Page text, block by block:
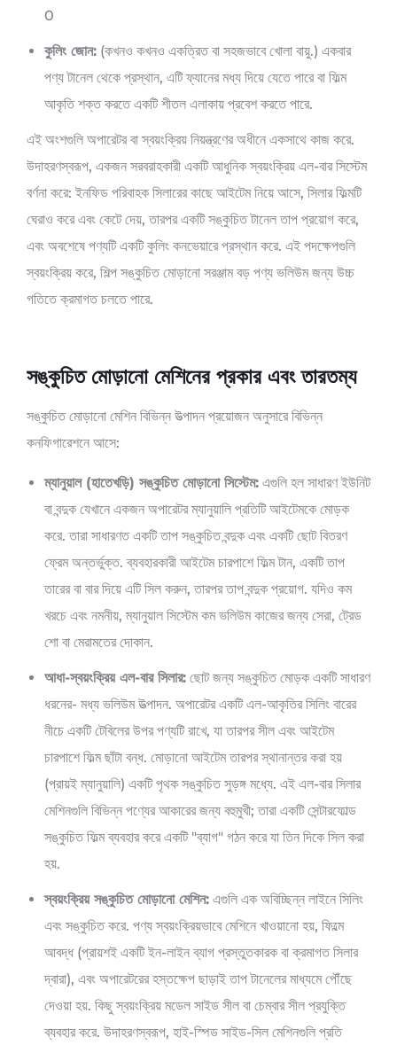
0
কুলিং জোন: (কখনও কখনও একত্রিত বা সহজভাবে খোলা বায়ু.) একবার
পণ্য টানেল থেকে প্রস্থান, এটি ফ্যানের মধ্য দিয়ে যেতে পারে বা ফিল্ম
আকৃতি শক্ত করতে একটি শীতল এলাকায় প্রবেশ করতে পারে.
এই অংশগুলি অপারেটর বা স্বয়ংক্রিয় নিয়ন্ত্রণের অধীনে একসাথে কাজ করে.
উদাহরণস্বরূপ, একজন সরবরাহকারী একটি আধুনিক স্বয়ংক্রিয় এল-বার সিস্টেম
বর্ণনা করে: ইনফিড পরিবাহক সিলারের কাছে আইটেম নিয়ে আসে, সিলার ফিল্মটি
ঘেরাও করে এবং কেটে দেয়, তারপর একটি সঙ্কুচিত টানেল তাপ প্রয়োগ করে,
এবং অবশেষে পণ্যটি একটি কুলিং কনভেয়ারে প্রস্থান করে. এই পদক্ষেপগুলি
স্বয়ংক্রিয় করে, শিল্প সঙ্কুচিত মোড়ানো সরঞ্জাম বড় পণ্য ভলিউম জন্য উচ্চ
গতিতে ক্রমাগত চলতে পারে.
সঙ্কুচিত মোড়ানো মেশিনের প্রকার এবং তারতম্য
সঙ্কুচিত মোড়ানো মেশিন বিভিন্ন উত্পাদন প্রয়োজন অনুসারে বিভিন্ন
কনফিগারেশনে আসে:
ম্যানুয়াল (হাতেখড়ি) সঙ্কুচিত মোড়ানো সিস্টেম: এগুলি হল সাধারণ ইউনিট
বা বন্দুক যেখানে একজন অপারেটর ম্যানুয়ালি প্রতিটি আইটেমকে মোড়ক
করে. তারা সাধারণত একটি তাপ সঙ্কুচিত বন্দুক এবং একটি ছোট বিতরণ
ফ্রেম অন্তর্ভুক্ত. ব্যবহারকারী আইটেম চারপাশে ফিল্ম টান, একটি তাপ
তারের বা বার দিয়ে এটি সিল করুন, তারপর তাপ বন্দুক প্রয়োগ. যদিও কম
খরচে এবং নমনীয়, ম্যানুয়াল সিস্টেম কম ভলিউম কাজের জন্য সেরা, ট্রেড
শো বা মেরামতের দোকান.
আধা-স্বয়ংক্রিয় এল-বার সিলার: ছোট জন্য সঙ্কুচিত মোড়ক একটি সাধারণ
ধরনের- মধ্য ভলিউম উত্পাদন. অপারেটর একটি এল-আকৃতির সিলিং বারের
নীচে একটি টেবিলের উপর পণ্যটি রাখে, যা তারপর সীল এবং আইটেম
চারপাশে ফিল্ম ছাঁটা বন্ধ. মোড়ানো আইটেম তারপর স্থানান্তর করা হয়
(প্রায়ই ম্যানুয়ালি) একটি পৃথক সঙ্কুচিত সুড়ঙ্গ মধ্যে. এই এল-বার সিলার
মেশিনগুলি বিভিন্ন পণ্যের আকারের জন্য বহুমুখী; তারা একটি সেন্টারফোল্ড
সঙ্কুচিত ফিল্ম ব্যবহার করে একটি "ব্যাগ" গঠন করে যা তিন দিকে সিল করা
হয়.
স্বয়ংক্রিয় সঙ্কুচিত মোড়ানো মেশিন: এগুলি এক অবিচ্ছিন্ন লাইনে সিলিং
এবং সঙ্কুচিত করে. পণ্য স্বয়ংক্রিয়ভাবে মেশিনে খাওয়ানো হয়, ফিল্মে
আবদ্ধ (প্রায়শই একটি ইন-লাইন ব্যাগ প্রস্তুতকারক বা ক্রমাগত সিলার
দ্বারা), এবং অপারেটরের হস্তক্ষেপ ছাড়াই তাপ টানেলের মাধ্যমে পৌঁছে
দেওয়া হয়. কিছু স্বয়ংক্রিয় মডেল সাইড সীল বা চেম্বার সীল প্রযুক্তি
ব্যবহার করে. উদাহরণস্বরূপ, হাই-স্পিড সাইড-সিল মেশিনগুলি প্রতি